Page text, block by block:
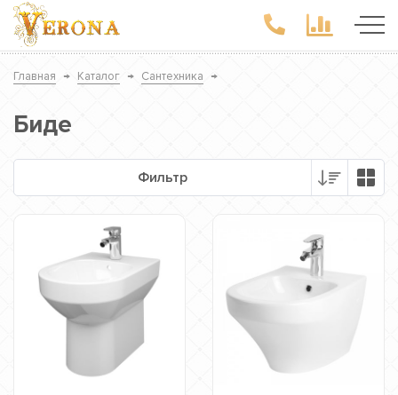
Главная → Каталог → Сантехника →
Биде
Фильтр